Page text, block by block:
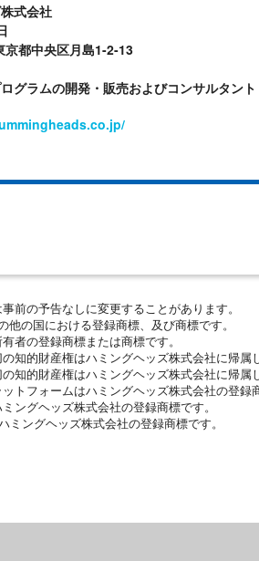
式会社
都中央区月島1-2-13
グラムの開発・販売およびコンサルタント
前の予告なしに変更することがあります。
の国における登録商標、及び商標です。
者の登録商標または商標です。
知的財産権はハミングヘッズ株式会社に帰属
知的財産権はハミングヘッズ株式会社に帰属
トフォームはハミングヘッズ株式会社の登録
ングヘッズ株式会社の登録商標です。
ングヘッズ株式会社の登録商標です。